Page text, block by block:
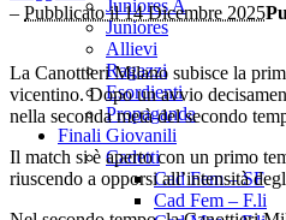
Juniores A
Juniores
Allievi
Ragazzi
Esordienti
Propaganda
Finali Giovanili
Cadetti
Cad Fem – SF
Cad Fem – F.li
– Pubblicato il 14 Dicembre 2025
La Canottieri Milano subisce la
vicentino. Dopo un avvio
nella seconda metà del secondo
Il match si è aperto con un primo
riuscendo a opporsi all’intensità